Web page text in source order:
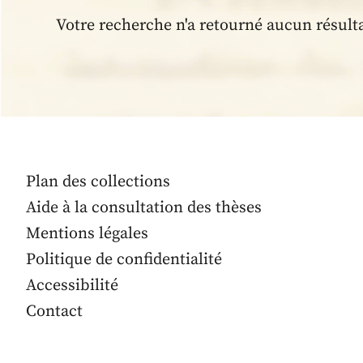
Votre recherche n'a retourné aucun
Plan des collections
Aide à la consultation des thèses
Mentions légales
Politique de confidentialité
Accessibilité
Contact